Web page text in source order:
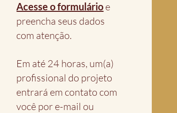
Acesse o formulário e
preencha seus dados
com atenção.
Em até 24 horas, um(a)
profissional do projeto
entrará em contato com
você por e-mail ou